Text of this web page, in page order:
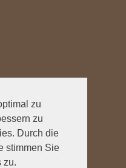
zu
zu
Durch die
stimmen Sie
zu.